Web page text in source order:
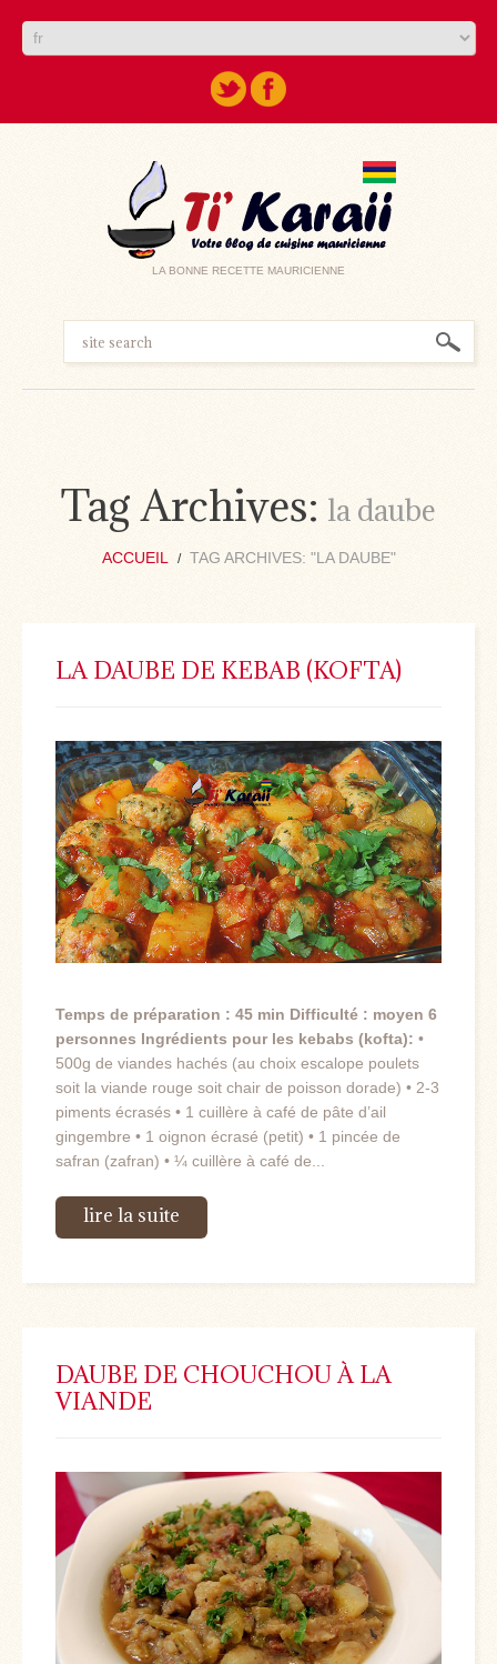
LA BONNE RECETTE MAURICIENNE
Tag Archives: la daube
ACCUEIL TAG ARCHIVES: "LA DAUBE"
LA DAUBE DE KEBAB (KOFTA)
Temps de préparation : 45 min Difficulté : moyen 6
personnes Ingrédients pour les kebabs (kofta): •
500g de viandes hachés (au choix escalope poulets
soit la viande rouge soit chair de poisson dorade) • 2-3
piments écrasés • 1 cuillère à café de pâte d’ail
gingembre • 1 oignon écrasé (petit) • 1 pincée de
safran (zafran) • ¼ cuillère à café de...
lire la suite
DAUBE DE CHOUCHOU À LA
VIANDE